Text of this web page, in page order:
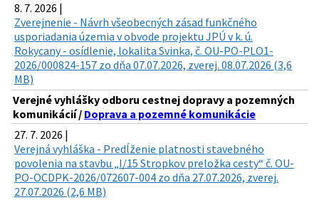
8. 7. 2026 |
Zverejnenie - Návrh všeobecných zásad funkčného
usporiadania územia v obvode projektu JPÚ v k. ú.
Rokycany - osídlenie, lokalita Svinka, č. OU-PO-PLO1-
2026/000824-157 zo dňa 07.07.2026, zverej. 08.07.2026 (3,6
MB)
Verejné vyhlášky odboru cestnej dopravy a pozemných
komunikácií / Doprava a pozemné komunikácie
27. 7. 2026 |
Verejná vyhláška - Predĺženie platnosti stavebného
povolenia na stavbu „I/15 Stropkov preložka cesty“ č. OU-
PO-OCDPK-2026/072607-004 zo dňa 27.07.2026, zverej.
27.07.2026 (2,6 MB)